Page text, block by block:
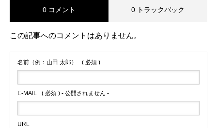
0 コメント 0 トラックバック
この記事へのコメントはありません。
名前（例：山田 太郎） ( 必須 )
E-MAIL ( 必須 ) - 公開されません -
URL